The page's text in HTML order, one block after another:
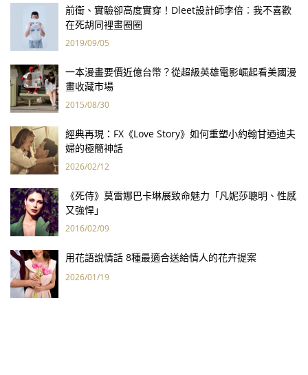
前衛、實驗卻高度實穿！Dleet設計師李倍︰我不喜歡
在死胡同裡畫圈圈
2019/09/05
一本漫畫要價近億台幣？從超級英雄電影崛起看美國漫
畫收藏市場
2015/08/30
經典再現：FX《Love Story》如何重塑小約翰甘迺迪夫
婦的極簡神話
2026/02/12
《死侍》莫雷娜巴卡琳展致命魅力「凡妮莎聰明、性感
又強悍」
2016/02/09
用花語說情話 8種最適合送給情人的花卉提案
2026/01/19